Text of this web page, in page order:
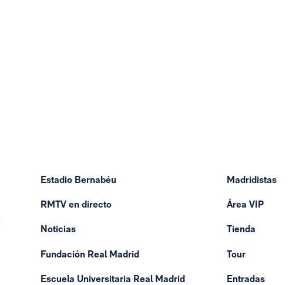
Estadio Bernabéu
RMTV en directo
Noticias
Fundación Real Madrid
Escuela Universitaria Real Madrid
Madridistas
Área VIP
Tienda
Tour
Entradas